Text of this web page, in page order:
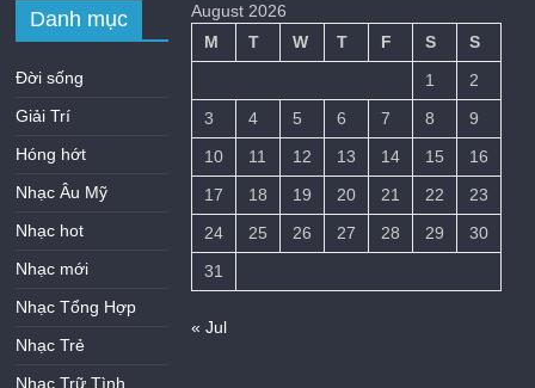
Danh mục
Đời sống
Giải Trí
Hóng hớt
Nhạc Âu Mỹ
Nhạc hot
Nhạc mới
Nhạc Tổng Hợp
Nhạc Trẻ
Nhạc Trữ Tình
August 2026
M
T W T F S
S
1
2
3
4 5 6 7 8
9
10
11 12 13 14 15
16
17
18 19 20 21 22
23
24
25 26 27 28 29
30
31
« Jul